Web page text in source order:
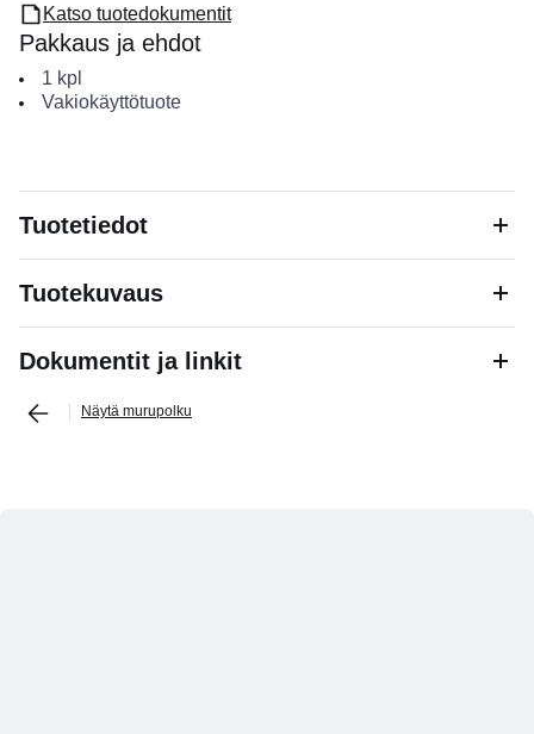
Katso tuotedokumentit
Pakkaus ja ehdot
1 kpl
Vakiokäyttötuote
Tuotetiedot
Tuotekuvaus
Dokumentit ja linkit
Näytä murupolku